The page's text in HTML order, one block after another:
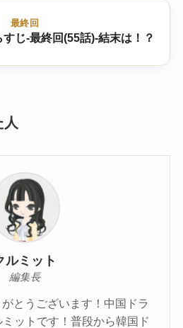
最終回
じ-最終回(55話)-結末は！？
ルミット
編集長
とうございます！中国ドラ
ットです！普段から韓国ド